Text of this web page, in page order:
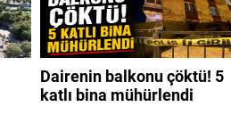
Dairenin balkonu çöktü! 5
katlı bina mühürlendi